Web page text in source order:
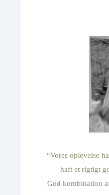
“Vores oplevelse
haft et rigtigt
God kombination